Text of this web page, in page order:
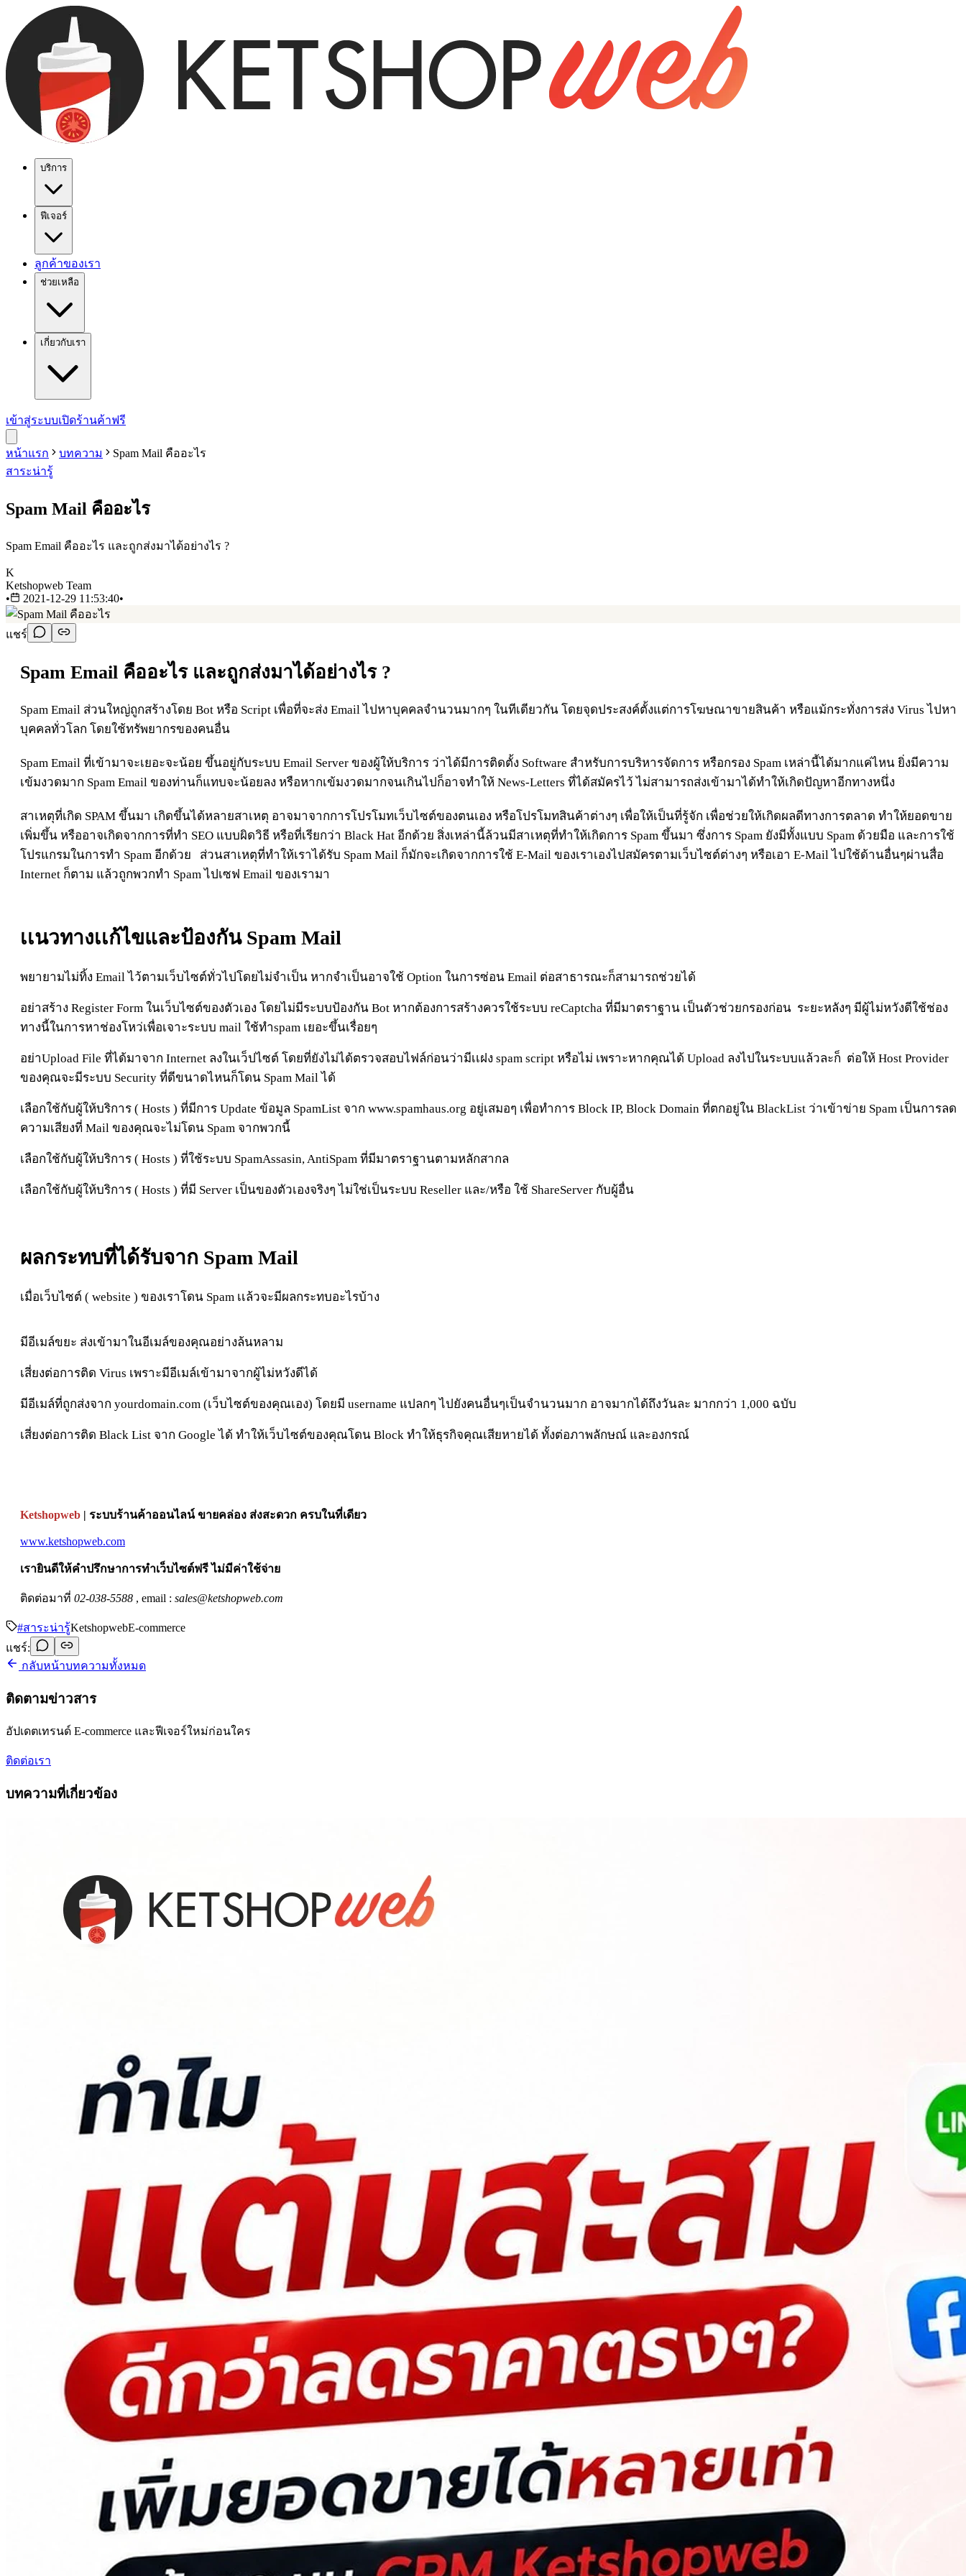
บริการ
ฟีเจอร์
ลูกค้าของเรา
ช่วยเหลือ
เกี่ยวกับเรา
เข้าสู่ระบบเปิดร้านค้าฟรี
หน้าแรก บทความ
Spam Mail คืออะไร
สาระน่ารู้
Spam Mail คืออะไร
Spam Email คืออะไร และถูกส่งมาได้อย่างไร ?
K
Ketshopweb Team
•
2021-12-29 11:53:40•
แชร์
Spam Email คืออะไร และถูกส่งมาได้อย่างไร ?
Spam Email ส่วนใหญ่ถูกสร้างโดย Bot หรือ Script เพื่อที่จะส่ง Email ไปหาบุคคลจำนวนมากๆ ในทีเดียวกัน โดยจุดประสงค์ตั้งแต่การโฆษณาขายสินค้า หรือแม้กระทั่งการส่ง Virus ไปหา
บุคคลทั่วโลก โดยใช้ทรัพยากรของคนอื่น
Spam Email ที่เข้ามาจะเยอะจะน้อย ขึ้นอยู่กับระบบ Email Server ของผู้ให้บริการ ว่าได้มีการติดตั้ง Software สำหรับการบริหารจัดการ หรือกรอง Spam เหล่านี้ได้มากแค่ไหน ยิ่งมีความ
เข้มงวดมาก Spam Email ของท่านก็แทบจะน้อยลง หรือหากเข้มงวดมากจนเกินไปก็อาจทำให้ News-Letters ที่ได้สมัครไว้ ไม่สามารถส่งเข้ามาได้ทำให้เกิดปัญหาอีกทางหนึ่ง
สาเหตุที่เกิด SPAM ขึ้นมา เกิดขึ้นได้หลายสาเหตุ อาจมาจากการโปรโมทเว็บไซต์ของตนเอง หรือโปรโมทสินค้าต่างๆ เพื่อให้เป็นที่รู้จัก เพื่อช่วยให้เกิดผลดีทางการตลาด ทำให้ยอดขาย
เพิ่มขึ้น หรืออาจเกิดจากการที่ทำ SEO แบบผิดวิธี หรือที่เรียกว่า Black Hat อีกด้วย สิ่งเหล่านี้ล้วนมีสาเหตุที่ทำให้เกิดการ Spam ขึ้นมา ซึ่งการ Spam ยังมีทั้งแบบ Spam ด้วยมือ และการใช้
โปรแกรมในการทำ Spam อีกด้วย ส่วนสาเหตุที่ทำให้เราได้รับ Spam Mail ก็มักจะเกิดจากการใช้ E-Mail ของเราเองไปสมัครตามเว็บไซต์ต่างๆ หรือเอา E-Mail ไปใช้ด้านอื่นๆผ่านสื่อ
Internet ก็ตาม แล้วถูกพวกทำ Spam ไปเซฟ Email ของเรามา
เเนวทางเเก้ไขและป้องกัน Spam Mail
พยายามไม่ทิ้ง Email ไว้ตามเว็บไซต์ทั่วไปโดยไม่จำเป็น หากจำเป็นอาจใช้ Option ในการซ่อน Email ต่อสาธารณะก็สามารถช่วยได้
อย่าสร้าง Register Form ในเว็บไซต์ของตัวเอง โดยไม่มีระบบป้องกัน Bot หากต้องการสร้างควรใช้ระบบ reCaptcha ที่มีมาตราฐาน เป็นตัวช่วยกรองก่อน ระยะหลังๆ มีผู้ไม่หวังดีใช้ช่อง
ทางนี้ในการหาช่องโหว่เพื่อเจาะระบบ mail ใช้ทำspam เยอะขึ้นเรื่อยๆ
อย่าUpload File ที่ได้มาจาก Internet ลงในเว็ปไซต์ โดยที่ยังไม่ได้ตรวจสอบไฟล์ก่อนว่ามีเเฝง spam script หรือไม่ เพราะหากคุณได้ Upload ลงไปในระบบแล้วละก็ ต่อให้ Host Provider
ของคุณจะมีระบบ Security ที่ดีขนาดไหนก็โดน Spam Mail ได้
เลือกใช้กับผู้ให้บริการ ( Hosts ) ที่มีการ Update ข้อมูล SpamList จาก www.spamhaus.org อยู่เสมอๆ เพื่อทำการ Block IP, Block Domain ที่ตกอยู่ใน BlackList ว่าเข้าข่าย Spam เป็นการลด
ความเสียงที่ Mail ของคุณจะไม่โดน Spam จากพวกนี้
เลือกใช้กับผู้ให้บริการ ( Hosts ) ที่ใช้ระบบ SpamAssasin, AntiSpam ที่มีมาตราฐานตามหลักสากล
เลือกใช้กับผู้ให้บริการ ( Hosts ) ที่มี Server เป็นของตัวเองจริงๆ ไม่ใช่เป็นระบบ Reseller และ/หรือ ใช้ ShareServer กับผู้อื่น
ผลกระทบที่ได้รับจาก Spam Mail
เมื่อเว็บไซต์ ( website ) ของเราโดน Spam เเล้วจะมีผลกระทบอะไรบ้าง
มีอีเมล์ขยะ ส่งเข้ามาในอีเมล์ของคุณอย่างล้นหลาม
เสี่ยงต่อการติด Virus เพราะมีอีเมล์เข้ามาจากผู้ไม่หวังดีได้
มีอีเมล์ที่ถูกส่งจาก yourdomain.com (เว็บไซต์ของคุณเอง) โดยมี username แปลกๆ ไปยังคนอื่นๆเป็นจำนวนมาก อาจมากได้ถึงวันละ มากกว่า 1,000 ฉบับ
เสี่ยงต่อการติด Black List จาก Google ได้ ทำให้เว็บไซต์ของคุณโดน Block ทำให้ธุรกิจคุณเสียหายได้ ทั้งต่อภาพลักษณ์ และองกรณ์
Ketshopweb | ระบบร้านค้าออนไลน์ ขายคล่อง ส่งสะดวก ครบในที่เดียว
www.ketshopweb.com
เรายินดีให้คำปรึกษาการทำเว็บไซต์ฟรี ไม่มีค่าใช้จ่าย
ติดต่อมาที่ 02-038-5588 , email : sales@ketshopweb.com
#สาระน่ารู้KetshopwebE-commerce
แชร์:
กลับหน้าบทความทั้งหมด
ติดตามข่าวสาร
อัปเดตเทรนด์ E-commerce และฟีเจอร์ใหม่ก่อนใคร
ติดต่อเรา
บทความที่เกี่ยวข้อง